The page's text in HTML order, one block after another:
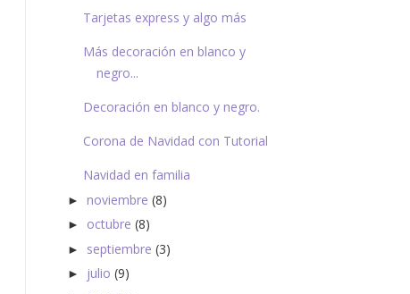
Tarjetas express y algo más
Más decoración en blanco y
negro...
Decoración en blanco y negro.
Corona de Navidad con Tutorial
Navidad en familia
► noviembre (8)
► octubre (8)
► septiembre (3)
► julio (9)